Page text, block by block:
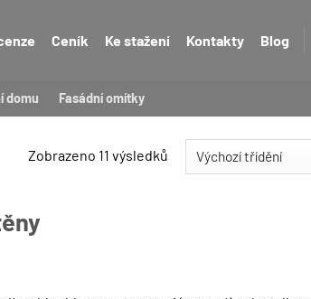
Ceník Ke stažení Kontakty Blog
domu Fasádní omítky
Zobrazeno 11 výsledků